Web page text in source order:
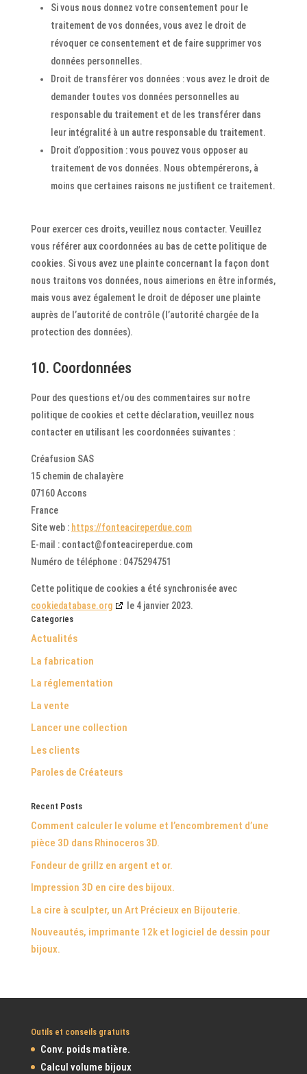
Si vous nous donnez votre consentement pour le
traitement de vos données, vous avez le droit de
révoquer ce consentement et de faire supprimer vos
données personnelles.
Droit de transférer vos données : vous avez le droit de
demander toutes vos données personnelles au
responsable du traitement et de les transférer dans
leur intégralité à un autre responsable du traitement.
Droit d’opposition : vous pouvez vous opposer au
traitement de vos données. Nous obtempérerons, à
moins que certaines raisons ne justifient ce traitement.
Pour exercer ces droits, veuillez nous contacter. Veuillez
vous référer aux coordonnées au bas de cette politique de
cookies. Si vous avez une plainte concernant la façon dont
nous traitons vos données, nous aimerions en être informés,
mais vous avez également le droit de déposer une plainte
auprès de l’autorité de contrôle (l’autorité chargée de la
protection des données).
10. Coordonnées
Pour des questions et/ou des commentaires sur notre
politique de cookies et cette déclaration, veuillez nous
contacter en utilisant les coordonnées suivantes :
Créafusion SAS
15 chemin de chalayère
07160 Accons
France
Site web : https://fonteacireperdue.com
E-mail : contact@fonteacireperdue.com
Numéro de téléphone : 0475294751
Cette politique de cookies a été synchronisée avec
cookiedatabase.org
le 4 janvier 2023.
Categories
Actualités
La fabrication
La réglementation
La vente
Lancer une collection
Les clients
Paroles de Créateurs
Recent Posts
Comment calculer le volume et l’encombrement d’une
pièce 3D dans Rhinoceros 3D.
Fondeur de grillz en argent et or.
Impression 3D en cire des bijoux.
La cire à sculpter, un Art Précieux en Bijouterie.
Nouveautés, imprimante 12k et logiciel de dessin pour
bijoux.
Outils et conseils gratuits
Conv. poids matière.
Calcul volume bijoux